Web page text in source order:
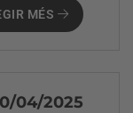
MÉS
04/2025